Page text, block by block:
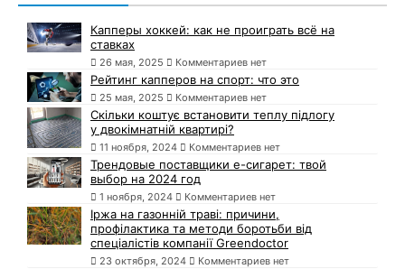
Капперы хоккей: как не проиграть всё на
ставках
26 мая, 2025 Комментариев нет
Рейтинг капперов на спорт: что это
25 мая, 2025 Комментариев нет
Скільки коштує встановити теплу підлогу
у двокімнатній квартирі?
11 ноября, 2024 Комментариев нет
Трендовые поставщики e-сигарет: твой
выбор на 2024 год
1 ноября, 2024 Комментариев нет
Іржа на газонній траві: причини,
профілактика та методи боротьби від
спеціалістів компанії Greendoctor
23 октября, 2024 Комментариев нет